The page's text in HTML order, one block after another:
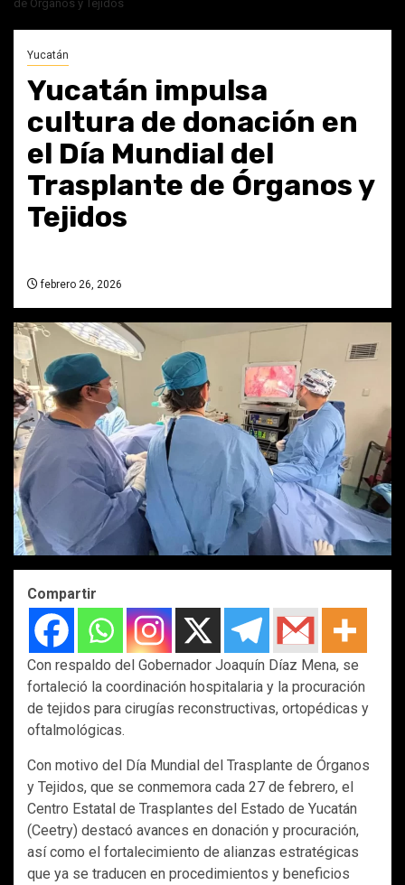
de Órganos y Tejidos
Yucatán
Yucatán impulsa
cultura de donación en
el Día Mundial del
Trasplante de Órganos y
Tejidos
febrero 26, 2026
Compartir
Con respaldo del Gobernador Joaquín Díaz Mena, se
fortaleció la coordinación hospitalaria y la procuración
de tejidos para cirugías reconstructivas, ortopédicas y
oftalmológicas.
Con motivo del Día Mundial del Trasplante de Órganos
y Tejidos, que se conmemora cada 27 de febrero, el
Centro Estatal de Trasplantes del Estado de Yucatán
(Ceetry) destacó avances en donación y procuración,
así como el fortalecimiento de alianzas estratégicas
que ya se traducen en procedimientos y beneficios